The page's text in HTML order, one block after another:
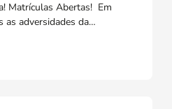
Matrículas Abertas! Em
as adversidades da…